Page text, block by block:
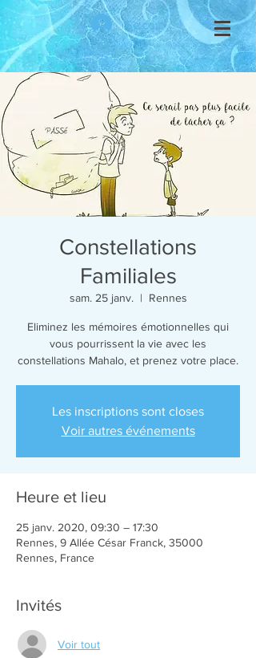
Se connecter
Constellations
Familiales
sam. 25 janv.
  |
Rennes
Eliminez les mémoires émotionnelles qui
vous pourrissent la vie avec les
constellations Mahalo, et prenez votre place.
Les inscriptions sont closes
Voir autres événements
Heure et lieu
25 janv. 2020, 09:30 – 17:30
Rennes, 9 Allée César Franck, 35000
Rennes, France
Invités
Voir tout